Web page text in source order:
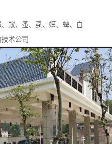
蚁、蚤、虱、螨、蜱、白
术公司